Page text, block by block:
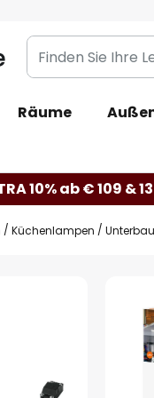
Finden
Sie
Leuchte...
Räume
10% ab € 109 &
Küchenlampen